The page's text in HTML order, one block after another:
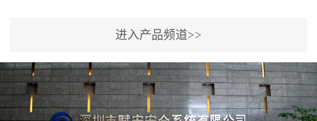
事故频发，传统的火灾探
测方法已无法满足要求。
尤其是目前众多的大型影
用了具有仲裁机制和冗余
校验的总线传输技术、线
路状态检测与保护技术、
进入产品频道>>